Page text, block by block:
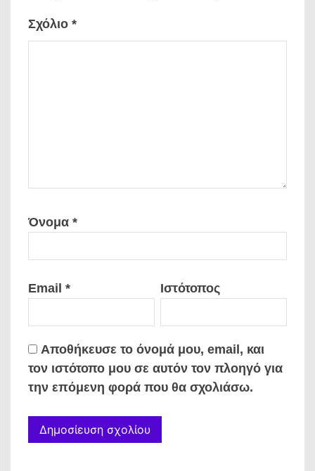
Σχόλιο *
Όνομα *
Email * Ιστότοπος
Αποθήκευσε το όνομά μου, email, και
τον ιστότοπο μου σε αυτόν τον πλοηγό για
την επόμενη φορά που θα σχολιάσω.